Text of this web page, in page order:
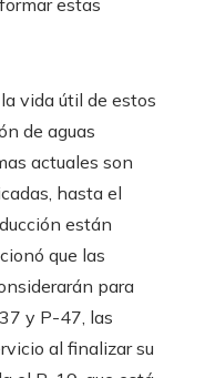
estas
vida útil de estos
de aguas
actuales son
hasta el
están
que las
para
y P-47, las
al finalizar su